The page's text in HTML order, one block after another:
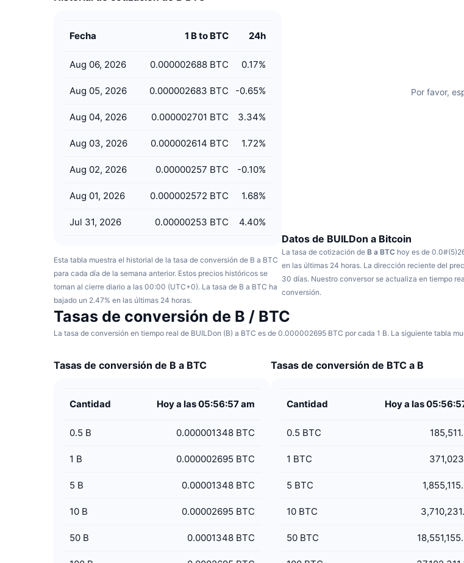
Fecha 1 B to BTC 24h
Aug 06, 2026 0.000002688 BTC 0.17%
Aug 05, 2026 0.000002683 BTC -0.65%
Aug 04, 2026 0.000002701 BTC 3.34%
Aug 03, 2026 0.000002614 BTC 1.72%
Aug 02, 2026 0.00000257 BTC -0.10%
Aug 01, 2026 0.000002572 BTC 1.68%
Jul 31, 2026 0.00000253 BTC 4.40%
Esta tabla muestra el historial de la tasa de conversión de B a BTC
para cada día de la semana anterior. Estos precios históricos se
toman al cierre diario a las 00:00 (UTC+0). La tasa de B a BTC ha
bajado un 2.47% en las últimas 24 horas.
Por favor,
Datos de BUILDon a Bitcoin
La tasa de cotización de B a BTC hoy es de
en las últimas 24 horas. La dirección reciente del
30 días. Nuestro conversor se actualiza en tiempo
conversión.
Tasas de conversión de B / BTC
La tasa de conversión en tiempo real de BUILDon (B) a BTC es de 0.000002695 BTC por cada 1 B. La siguiente tabla
Tasas de conversión de B a BTC
Cantidad Hoy a las 05:56:57 am
0.5 B 0.000001348 BTC
1 B 0.000002695 BTC
5 B 0.00001348 BTC
10 B 0.00002695 BTC
50 B 0.0001348 BTC
Tasas de conversión de BTC a B
Cantidad Hoy a las
0.5 BTC
1 BTC
5 BTC
10 BTC
50 BTC